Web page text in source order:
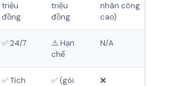
triệu
đồng
triệu
đồng
nhân công
cao)
✅ 24/7
⚠️ Hạn
chế
N/A
✅ Tích
✅ (gói
❌